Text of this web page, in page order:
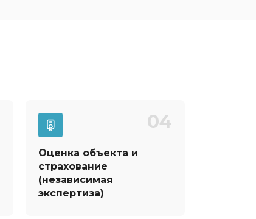
04
Оценка объекта и
страхование
(независимая
экспертиза)